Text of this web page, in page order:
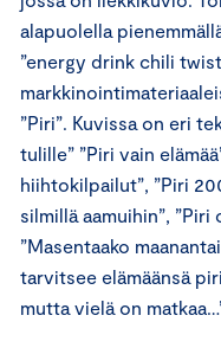
alapuolella
”energy drink chili
”Piri”. Kuvissa on eri
tulille” ”Piri vain
hiihtokilpailut”, ”Piri
silmillä aamuihin”,
”Masentaako
tarvitsee elämäänsä
mutta vielä on